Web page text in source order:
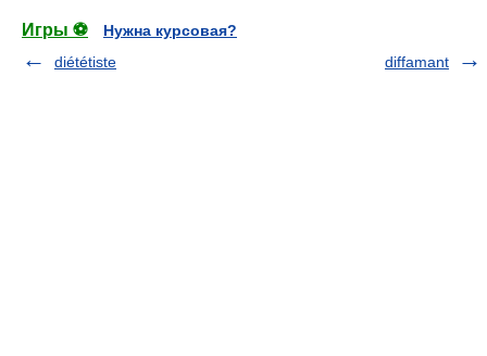
Игры ⚽
Нужна курсовая?
diététiste
diffamant